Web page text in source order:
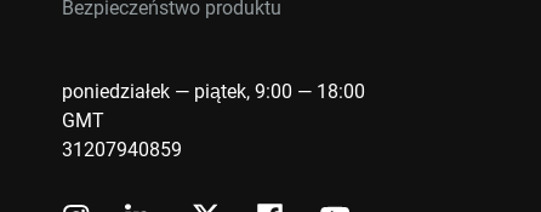
Bezpieczeństwo produktu
poniedziałek — piątek, 9:00 — 18:00
GMT
31207940859